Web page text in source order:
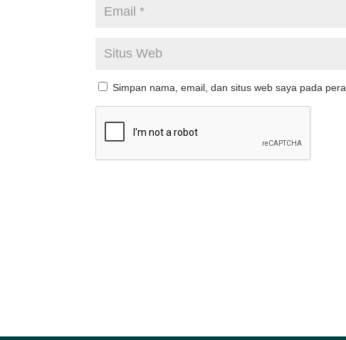
Simpan nama, email, dan situs web saya pada